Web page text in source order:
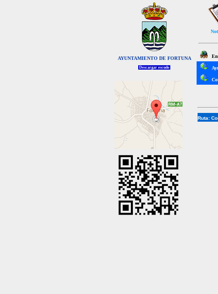
AYUNTAMIENTO DE FORTUNA
Descargar escudo
Ruta: